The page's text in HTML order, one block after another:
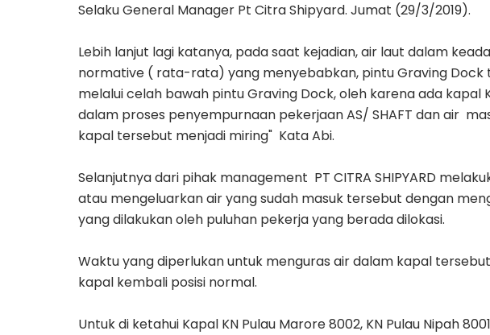
Selaku General Manager Pt Citra Shipyard. Jumat (29/3/2019).
Lebih lanjut lagi katanya, pada saat kejadian, air laut dalam
normative ( rata-rata) yang menyebabkan, pintu Graving Dock
melalui celah bawah pintu Graving Dock, oleh karena ada kapal
dalam proses penyempurnaan pekerjaan AS/ SHAFT dan air
kapal tersebut menjadi miring" Kata Abi.
Selanjutnya dari pihak management PT CITRA SHIPYARD
atau mengeluarkan air yang sudah masuk tersebut dengan
yang dilakukan oleh puluhan pekerja yang berada dilokasi.
Waktu yang diperlukan untuk menguras air dalam kapal
kapal kembali posisi normal.
Untuk di ketahui Kapal KN Pulau Marore 8002, KN Pulau Nipah